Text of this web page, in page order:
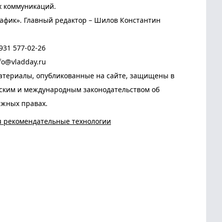
коммуникаций.
Главный редактор – Шилов Константин
577-02-26
опубликованные на сайте, защищены в
и международным законодательством об
правах.
рекомендательные технологии